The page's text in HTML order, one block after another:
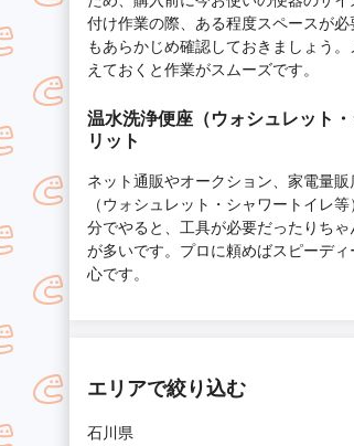
付け作業の際、ある程度スペースが
もあらかじめ確認しておきましょう
えておくと作業がスムーズです。
温水洗浄便座（ウォシュレット
リット
ネット通販やオークション、家電量
（ウォシュレット・シャワートイレ
分でやると、工具が必要だったりち
が多いです。プロに頼めばスピーデ
心です。
エリアで絞り込む
石川県